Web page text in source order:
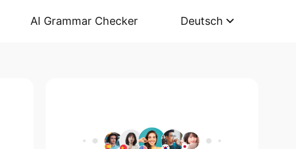
AI Grammar Checker Deutsch